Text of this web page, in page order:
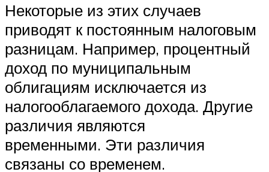
Некоторые из этих случаев
приводят к постоянным налоговым
разницам. Например, процентный
доход по муниципальным
облигациям исключается из
налогооблагаемого дохода. Другие
различия являются
временными. Эти различия
связаны со временем.